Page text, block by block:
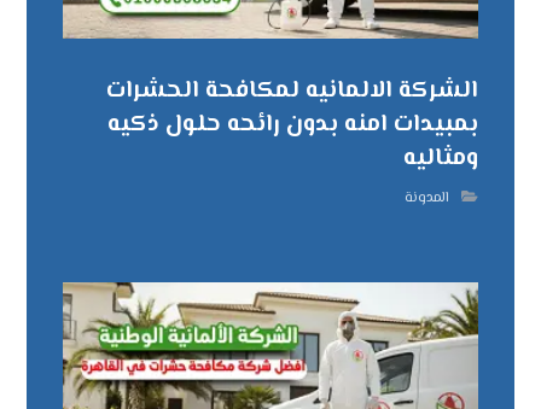
الشركة الالمانيه لمكافحة الحشرات
بمبيدات امنه بدون رائحه حلول ذكيه
ومثاليه
المدونة